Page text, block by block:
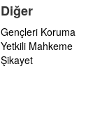
Diğer
Gençleri Koruma
Yetkili Mahkeme
Şikayet